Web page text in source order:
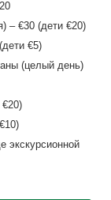
– €30 (дети €20)
€5)
(целый день)
экскурсионной